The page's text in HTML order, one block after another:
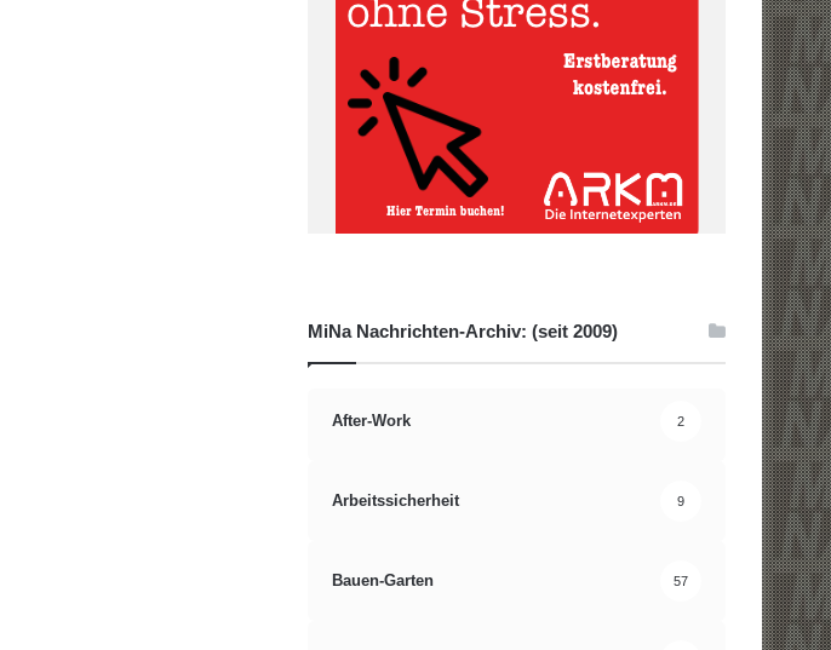
MiNa Nachrichten-Archiv: (seit 2009)
After-Work 2
Arbeitssicherheit 9
Bauen-Garten 57